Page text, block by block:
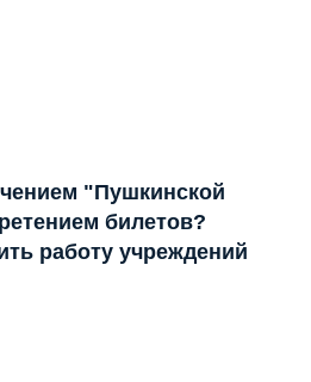
"Пушкинской
билетов?
работу учреждений